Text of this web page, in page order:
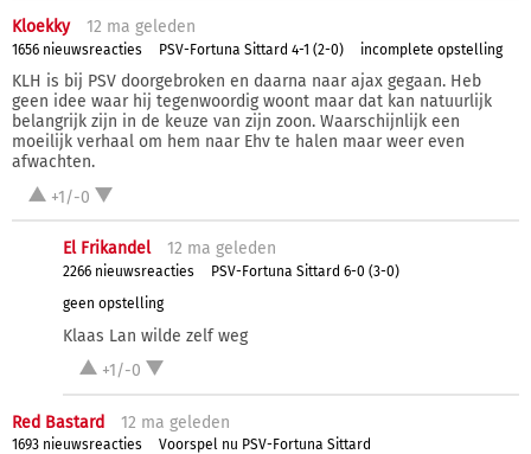
Kloekky 12 ma geleden
1656 nieuwsreacties PSV-Fortuna Sittard 4-1 (2-0) incomplete opstelling
KLH is bij PSV doorgebroken en daarna naar ajax gegaan. Heb
geen idee waar hij tegenwoordig woont maar dat kan natuurlijk
belangrijk zijn in de keuze van zijn zoon. Waarschijnlijk een
moeilijk verhaal om hem naar Ehv te halen maar weer even
afwachten.
+1/-0
El Frikandel 12 ma geleden
2266 nieuwsreacties
PSV-Fortuna Sittard 6-0 (3-0)
geen opstelling
Klaas Lan wilde zelf weg
+1/-0
Red Bastard 12 ma geleden
1693 nieuwsreacties
Voorspel nu PSV-Fortuna Sittard